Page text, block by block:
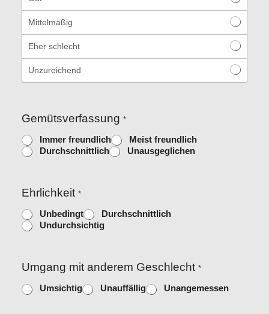
Mittelmäßig
Eher schlecht
Unzureichend
Gemütsverfassung *
Immer freundlich
Meist freundlich
Durchschnittlich
Unausgeglichen
Ehrlichkeit *
Unbedingt
Durchschnittlich
Undurchsichtig
Umgang mit anderem Geschlecht *
Umsichtig Unauffällig Unangemessen